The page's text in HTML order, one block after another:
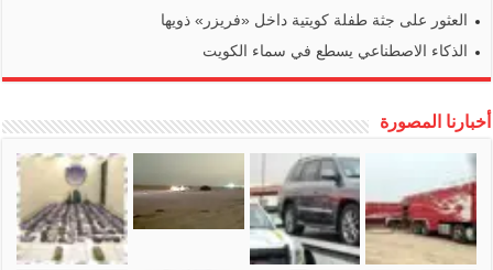
العثور على جثة طفلة كويتية داخل «فريزر» ذويها
الذكاء الاصطناعي يسطع في سماء الكويت
أخبارنا المصورة